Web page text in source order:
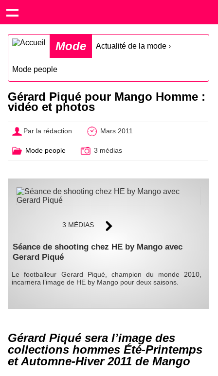
Mode Actualité de la mode ›
Mode people
Gérard Piqué pour Mango Homme :
vidéo et photos
Par la rédaction Mars 2011
Mode people 3 médias
3 MÉDIAS
Séance de shooting chez HE by Mango avec
Gerard Piqué
Le footballeur Gerard Piqué, champion du monde 2010,
incarnera l’image de HE by Mango pour deux saisons.
Gérard Piqué sera l’image des
collections hommes Été-Printemps
et Automne-Hiver 2011 de Mango